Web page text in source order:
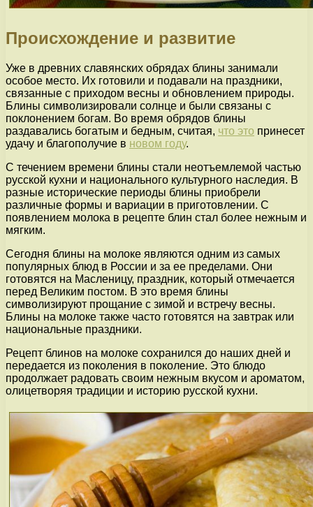
Происхождение и развитие
Уже в древних славянских обрядах блины занимали
особое место. Их готовили и подавали на праздники,
связанные с приходом весны и обновлением природы.
Блины символизировали солнце и были связаны с
поклонением богам. Во время обрядов блины
раздавались богатым и бедным, считая, что это принесет
удачу и благополучие в новом году.
С течением времени блины стали неотъемлемой частью
русской кухни и национального культурного наследия. В
разные исторические периоды блины приобрели
различные формы и вариации в приготовлении. С
появлением молока в рецепте блин стал более нежным и
мягким.
Сегодня блины на молоке являются одним из самых
популярных блюд в России и за ее пределами. Они
готовятся на Масленицу, праздник, который отмечается
перед Великим постом. В это время блины
символизируют прощание с зимой и встречу весны.
Блины на молоке также часто готовятся на завтрак или
национальные праздники.
Рецепт блинов на молоке сохранился до наших дней и
передается из поколения в поколение. Это блюдо
продолжает радовать своим нежным вкусом и ароматом,
олицетворяя традиции и историю русской кухни.